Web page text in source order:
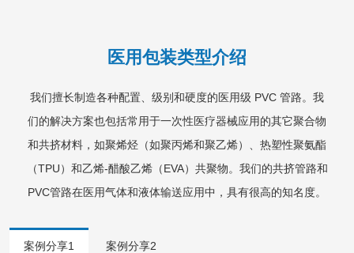
医用包装类型介绍
我们擅长制造各种配置、级别和硬度的医用级 PVC 管路。我
们的解决方案也包括常用于一次性医疗器械应用的其它聚合物
和共挤材料，如聚烯烃（如聚丙烯和聚乙烯）、热塑性聚氨酯
（TPU）和乙烯-醋酸乙烯（EVA）共聚物。我们的共挤管路和
PVC管路在医用气体和液体输送应用中，具有很高的知名度。
案例分享1 案例分享2